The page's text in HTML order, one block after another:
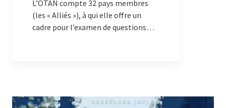
L’OTAN compte 32 pays membres
(les « Alliés »), à qui elle offre un
cadre pour l’examen de questions